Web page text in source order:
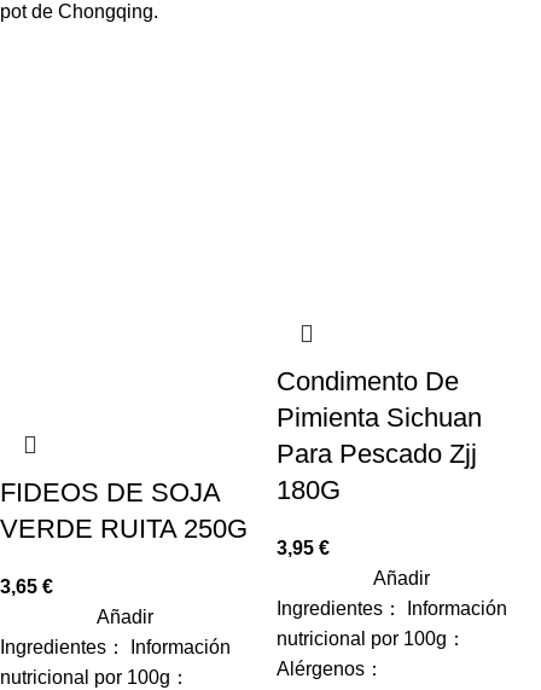
pot de Chongqing.
FIDEOS DE SOJA
VERDE RUITA 250G
3,65 €
Añadir
Ingredientes： Información
nutricional por 100g：
Condimento De
Pimienta Sichuan
Para Pescado Zjj
180G
3,95 €
Añadir
Ingredientes： Información
nutricional por 100g：
Alérgenos：